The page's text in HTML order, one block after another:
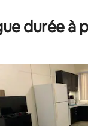
durée à